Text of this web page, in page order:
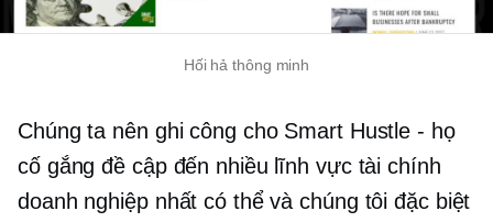
Hối hả thông minh
Chúng ta nên ghi công cho Smart Hustle - họ
cố gắng đề cập đến nhiều lĩnh vực tài chính
doanh nghiệp nhất có thể và chúng tôi đặc biệt